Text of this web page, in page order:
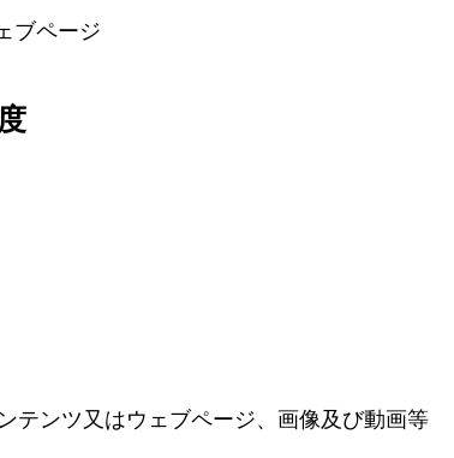
ブページ
テンツ又はウェブページ、画像及び動画等